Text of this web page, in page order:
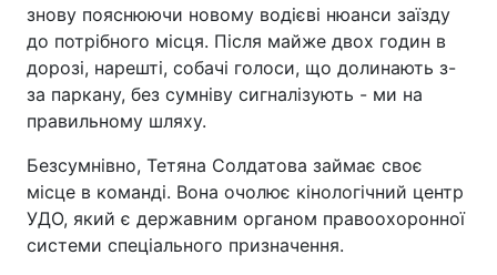
знову пояснюючи новому водієві нюанси заїзду
до потрібного місця. Після майже двох годин в
дорозі, нарешті, собачі голоси, що долинають з-
за паркану, без сумніву сигналізують - ми на
правильному шляху.
Безсумнівно, Тетяна Солдатова займає своє
місце в команді. Вона очолює кінологічний центр
УДО, який є державним органом правоохоронної
системи спеціального призначення.